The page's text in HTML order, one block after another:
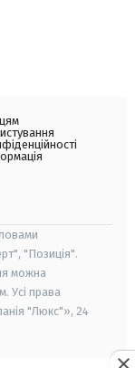
"Позиція".
можна
Усі права
"Люкс"», 24